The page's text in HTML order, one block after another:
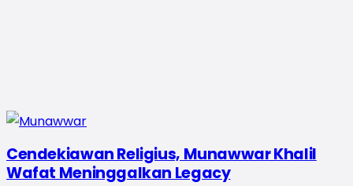
Cendekiawan Religius, Munawwar Khalil
Wafat Meninggalkan Legacy